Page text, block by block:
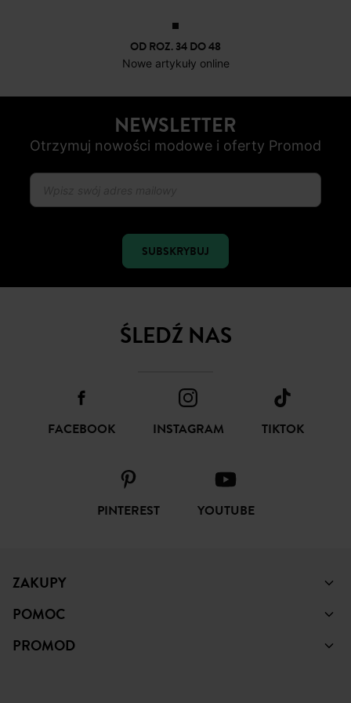
OD ROZ. 34 DO 48
Nowe artykuły online
NEWSLETTER
Otrzymuj nowości modowe i oferty Promod
SUBSKRYBUJ
ŚLEDŹ NAS
FACEBOOK INSTAGRAM TIKTOK
PINTEREST YOUTUBE
ZAKUPY
POMOC
PROMOD